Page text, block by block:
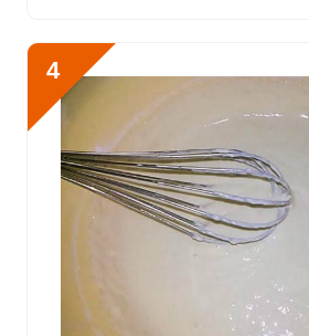
Рубидий
Селен
Фтор
4